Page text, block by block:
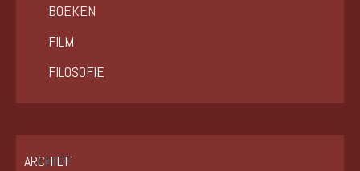
BOEKEN
FILM
FILOSOFIE
ARCHIEF